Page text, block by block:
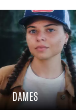
DAMES